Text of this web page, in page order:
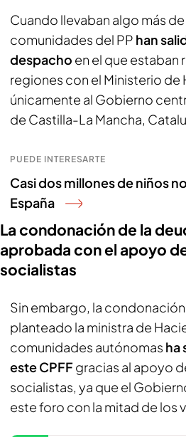
Cuando llevaban algo más
comunidades del PP han
despacho en el que estaban
regiones con el Ministerio de
únicamente al Gobierno
de Castilla-La Mancha,
PUEDE INTERESARTE
Casi dos millones de niños
España
La condonación de la
aprobada con el apoyo
socialistas
Sin embargo, la
planteado la ministra de
comunidades autónomas ha
este CPFFgracias al apoyo
socialistas, ya que el
este foro con la mitad de los